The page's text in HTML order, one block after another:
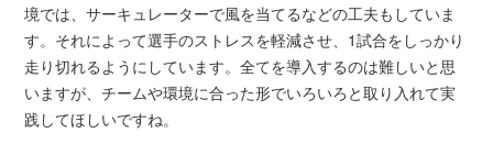
境では、サーキュレーターで風を当てるなどの工夫もしていま
す。それによって選手のストレスを軽減させ、1試合をしっかり
走り切れるようにしています。全てを導入するのは難しいと思
いますが、チームや環境に合った形でいろいろと取り入れて実
践してほしいですね。